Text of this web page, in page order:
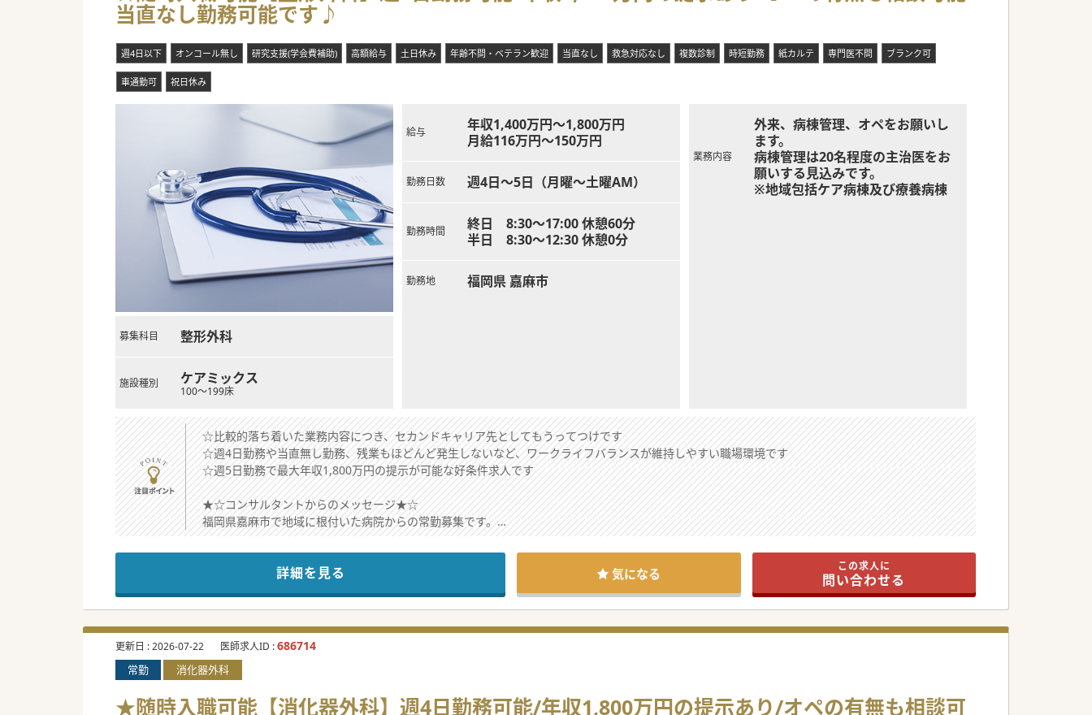
当直なし勤務可能です♪
週4日以下 オンコール無し 研究支援(学会費補助) 高額給与 土日休み 年齢不問・ベテラン歓迎 当直なし 救急対応なし 複数診制 時短勤務 紙カルテ 専門医不問 ブランク可
車通勤可 祝日休み
募集科目 整形外科
施設種別 ケアミックス
100～199床
給与
年収1,400万円～1,800万円
月給116万円～150万円
勤務日数 週4日～5日（月曜～土曜AM）
勤務時間
終日 8:30～17:00 休憩60分
半日 8:30～12:30 休憩0分
勤務地 福岡県 嘉麻市
業務内容
外来、病棟管理、オペをお願いし
ます。
病棟管理は20名程度の主治医をお
願いする見込みです。
※地域包括ケア病棟及び療養病棟
☆比較的落ち着いた業務内容につき、セカンドキャリア先としてもうってつけです
☆週4日勤務や当直無し勤務、残業もほどんど発生しないなど、ワークライフバランスが維持しやすい職場環境です
☆週5日勤務で最大年収1,800万円の提示が可能な好条件求人です
★☆コンサルタントからのメッセージ★☆
福岡県嘉麻市で地域に根付いた病院からの常勤募集です。
ワークライフバランスが維持しやすい環境であること魅力の1つですが、
時短勤務の相談ですので、育児との両立を考える先生にもオススメできる求人です。
実際に時短勤務制度を活用しながらお勤めの先生もいらっしゃいますので、
少しでもご興味がございましたら、お気軽にお問合せください。
#秋入職可
詳細を見る 気になる この求人に
問い合わせる
更新日 :2026-07-22 医師求人ID :686714
常勤 消化器外科
★随時入職可能【消化器外科】週4日勤務可能/年収1,800万円の提示あり/オペの有無も相談可